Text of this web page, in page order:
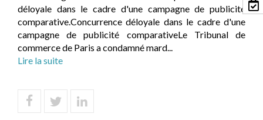
déloyale dans le cadre d'une campagne de publicité
comparative.Concurrence déloyale dans le cadre d'une
campagne de publicité comparativeLe Tribunal de
commerce de Paris a condamné mard...
Lire la suite